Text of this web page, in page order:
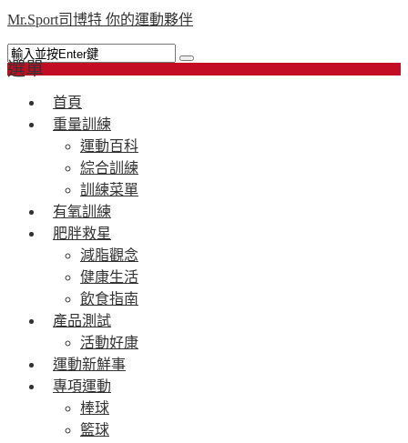
Mr.Sport司博特 你的運動夥伴
選單
首頁
重量訓練
運動百科
綜合訓練
訓練菜單
有氧訓練
肥胖救星
減脂觀念
健康生活
飲食指南
產品測試
活動好康
運動新鮮事
專項運動
棒球
籃球